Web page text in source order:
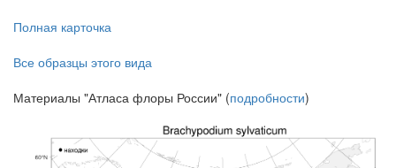
Полная карточка
Все образцы этого вида
Материалы "Атласа флоры России" (подробности)